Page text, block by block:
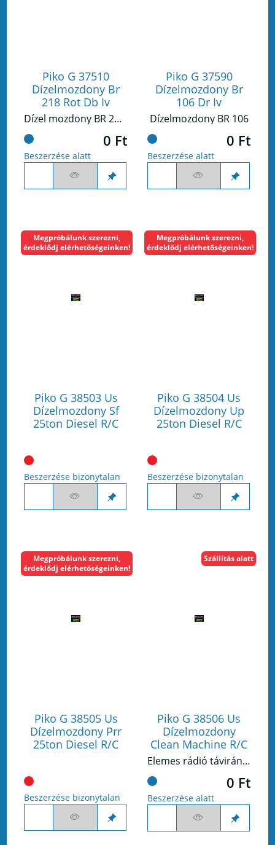
Piko G 37510
Dízelmozdony Br
218 Rot Db Iv
Dízel mozdony BR 218 DB IV
0 Ft
Beszerzése alatt
Piko G 37590
Dízelmozdony Br
106 Dr Iv
Dízelmozdony BR 106
0 Ft
Beszerzése alatt
Piko G 38503 Us
Dízelmozdony Sf
25ton Diesel R/C
Megpróbálunk szerezni,
érdeklődj elérhetőségeinken!
Beszerzése bizonytalan
Piko G 38504 Us
Dízelmozdony Up
25ton Diesel R/C
Megpróbálunk szerezni,
érdeklődj elérhetőségeinken!
Beszerzése bizonytalan
Piko G 38505 Us
Dízelmozdony Prr
25ton Diesel R/C
Megpróbálunk szerezni,
érdeklődj elérhetőségeinken!
Beszerzése bizonytalan
Piko G 38506 Us
Dízelmozdony
Clean Machine R/C
Elemes rádió távirányítáú síntisztító dízelmozdony GE 25-Ton
Szállítás alatt
0 Ft
Beszerzése alatt